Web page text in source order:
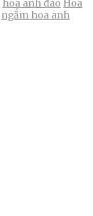
hoa anh đào Hoa
ngắm hoa anh